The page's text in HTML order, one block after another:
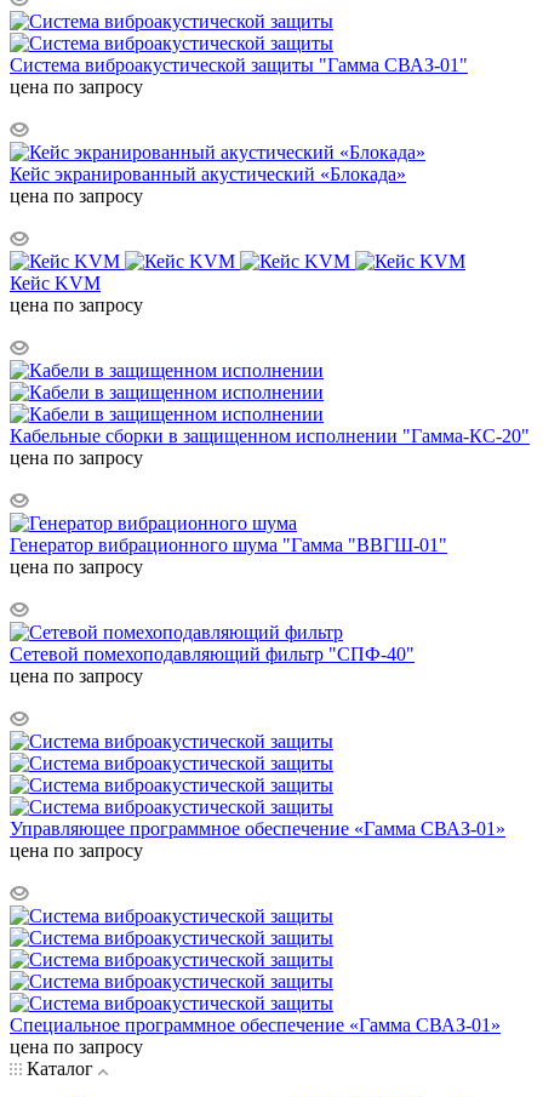
Система виброакустической защиты "Гамма СВАЗ-01"
цена по запросу
Кейс экранированный акустический «Блокада»
цена по запросу
Кейс KVM
цена по запросу
Кабельные сборки в защищенном исполнении "Гамма-КС-20"
цена по запросу
Генератор вибрационного шума "Гамма "ВВГШ-01"
цена по запросу
Сетевой помехоподавляющий фильтр "СПФ-40"
цена по запросу
Управляющее программное обеспечение «Гамма СВАЗ-01»
цена по запросу
Специальное программное обеспечение «Гамма СВАЗ-01»
цена по запросу
Каталог